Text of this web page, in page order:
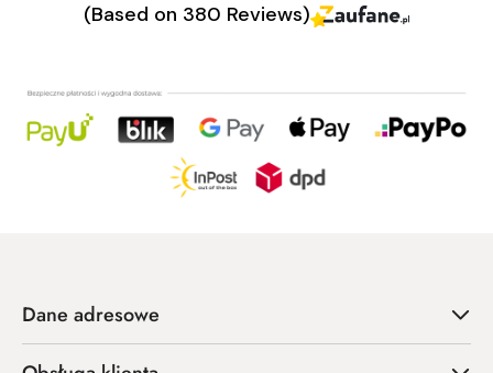
(Based on 380 Reviews)
Dane adresowe